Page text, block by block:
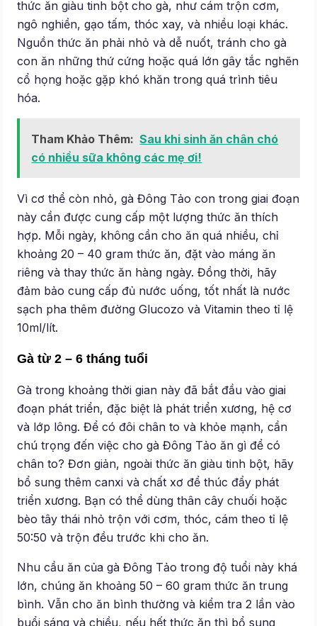
thức ăn giàu tinh bột cho gà, như cám trộn cơm,
ngô nghiền, gạo tấm, thóc xay, và nhiều loại khác.
Nguồn thức ăn phải nhỏ và dễ nuốt, tránh cho gà
con ăn những thứ cứng hoặc quá lớn gây tắc nghẽn
cổ họng hoặc gặp khó khăn trong quá trình tiêu
hóa.
Tham Khảo Thêm: Sau khi sinh ăn chân chó
có nhiều sữa không các mẹ ơi!
Vì cơ thể còn nhỏ, gà Đông Tảo con trong giai đoạn
này cần được cung cấp một lượng thức ăn thích
hợp. Mỗi ngày, không cần cho ăn quá nhiều, chỉ
khoảng 20 – 40 gram thức ăn, đặt vào máng ăn
riêng và thay thức ăn hàng ngày. Đồng thời, hãy
đảm bảo cung cấp đủ nước uống, tốt nhất là nước
sạch pha thêm đường Glucozo và Vitamin theo tỉ lệ
10ml/lít.
Gà từ 2 – 6 tháng tuổi
Gà trong khoảng thời gian này đã bắt đầu vào giai
đoạn phát triển, đặc biệt là phát triển xương, hệ cơ
và lớp lông. Để có đôi chân to và khỏe mạnh, cần
chú trọng đến việc cho gà Đông Tảo ăn gì để có
chân to? Đơn giản, ngoài thức ăn giàu tinh bột, hãy
bổ sung thêm canxi và chất xơ để thúc đẩy phát
triển xương. Bạn có thể dùng thân cây chuối hoặc
bèo tây thái nhỏ trộn với cơm, thóc, cám theo tỉ lệ
50:50 và trộn đều trước khi cho ăn.
Nhu cầu ăn của gà Đông Tảo trong độ tuổi này khá
lớn, chúng ăn khoảng 50 – 60 gram thức ăn trung
bình. Vẫn cho ăn bình thường và kiểm tra 2 lần vào
buổi sáng và chiều, nếu hết thức ăn thì bổ sung